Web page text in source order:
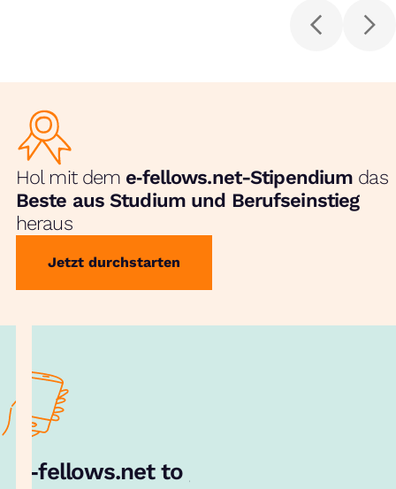
Hol mit dem e‑fellows.net-Stipendium das
Beste aus Studium und Berufseinstieg
heraus
Jetzt durchstarten
e‑fellows.net to go: